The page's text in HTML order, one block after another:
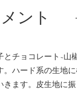
ント
とチョコレート~山
。ハード系の生地
きます。皮生地に